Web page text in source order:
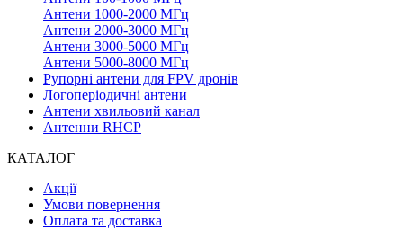
Антени 1000-2000 МГц
Антени 2000-3000 МГц
Антени 3000-5000 МГц
Антени 5000-8000 МГц
Рупорні антени для FPV дронів
Логоперіодичні антени
Антени хвильовий канал
Антенни RHCP
КАТАЛОГ
Акції
Умови повернення
Оплата та доставка